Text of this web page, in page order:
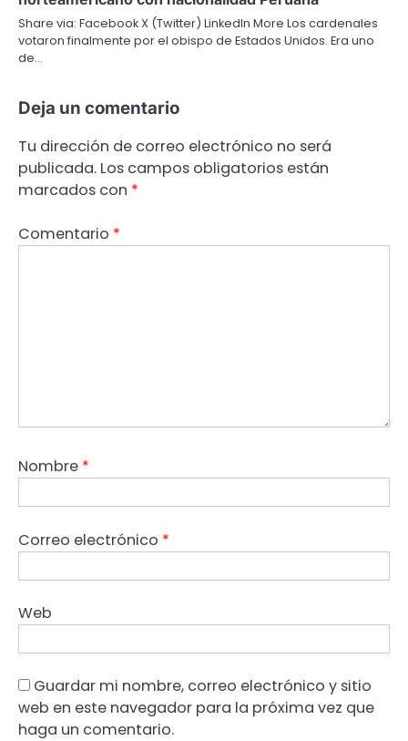
Share via: Facebook X (Twitter) LinkedIn More Los cardenales
votaron finalmente por el obispo de Estados Unidos. Era uno
de…
Deja un comentario
Tu dirección de correo electrónico no será
publicada. Los campos obligatorios están
marcados con *
Comentario *
Nombre *
Correo electrónico *
Web
Guardar mi nombre, correo electrónico y sitio
web en este navegador para la próxima vez que
haga un comentario.